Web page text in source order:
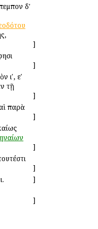
δ'
]
]
ιʹ, εʹ
τῇ
]
παρὰ
]
]
]
]
]